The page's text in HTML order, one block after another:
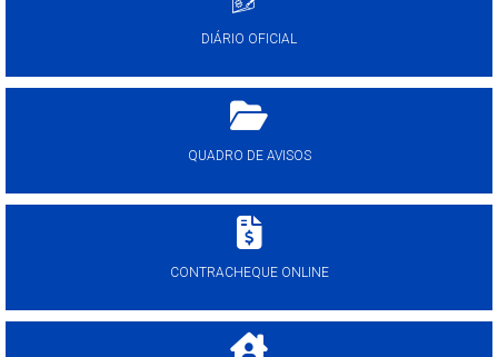
DIÁRIO OFICIAL
QUADRO DE AVISOS
CONTRACHEQUE ONLINE